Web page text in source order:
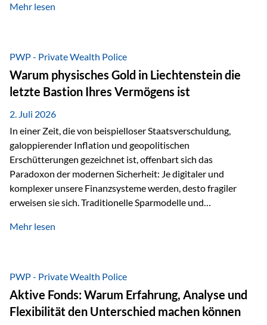
sicherzustellen, dass das Vermögen langfristig erhalten
folgende Situation vor: Ein Vater schenkt seiner Tochter
einen Teil seines Vermögens. Einige Jahre später möchte die
Tochter das Geld kurzfristig verwenden, um…
Mehr lesen
PWP - Private Wealth Police
Warum physisches Gold in Liechtenstein die
letzte Bastion Ihres Vermögens ist
2. Juli 2026
In einer Zeit, die von beispielloser Staatsverschuldung,
galoppierender Inflation und geopolitischen
Erschütterungen gezeichnet ist, offenbart sich das
Paradoxon der modernen Sicherheit: Je digitaler und
komplexer unsere Finanzsysteme werden, desto fragiler
erweisen sie sich. Traditionelle Sparmodelle und
unumstößlich galten, versagen angesichts der expansiven
Nostalgie dar, sondern ist die modernste und strategisch
klügste Antwort auf globale Instabilität. Physische Werte
und der richtige Rechtsstandort sind heute keine bloße
Option mehr, sondern eine strategische Notwendigkeit. 1.
Mehr lesen
PWP - Private Wealth Police
Aktive Fonds: Warum Erfahrung, Analyse und
Flexibilität den Unterschied machen können